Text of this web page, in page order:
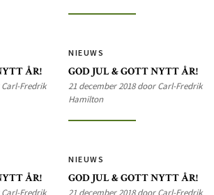
ÅR!
Fredrik
NIEUWS
GOD JUL & GOTT NYTT ÅR!
21 december 2018 door Carl-Fredrik
Hamilton
ÅR!
NIEUWS
GOD JUL & GOTT NYTT ÅR!